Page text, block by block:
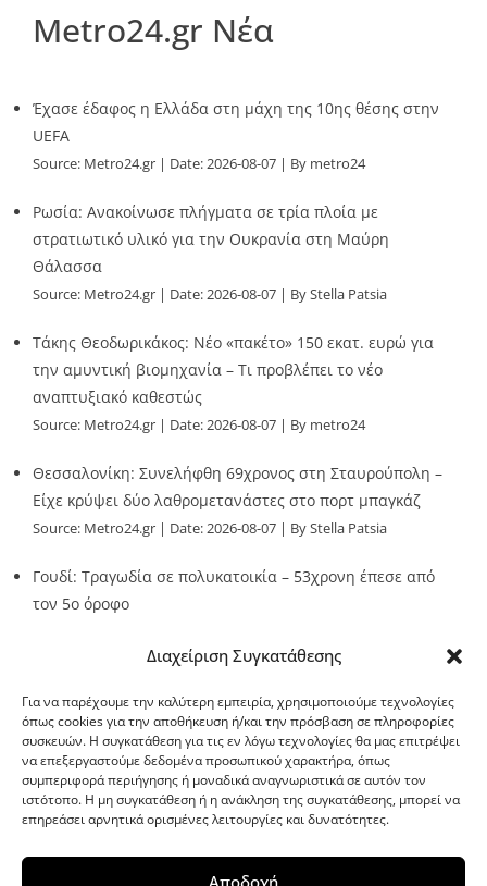
Διαχείριση Συγκατάθεσης
Για να παρέχουμε την καλύτερη εμπειρία, χρησιμοποιούμε τεχνολογίες
όπως cookies για την αποθήκευση ή/και την πρόσβαση σε πληροφορίες
συσκευών. Η συγκατάθεση για τις εν λόγω τεχνολογίες θα μας επιτρέψει
να επεξεργαστούμε δεδομένα προσωπικού χαρακτήρα, όπως
συμπεριφορά περιήγησης ή μοναδικά αναγνωριστικά σε αυτόν τον
ιστότοπο. Η μη συγκατάθεση ή η ανάκληση της συγκατάθεσης, μπορεί να
επηρεάσει αρνητικά ορισμένες λειτουργίες και δυνατότητες.
Αποδοχή
Metro24.gr Νέα
Έχασε έδαφος η Ελλάδα στη μάχη της 10ης θέσης στην
UEFA
Source: Metro24.gr Date: 2026-08-07 By metro24
Ρωσία: Ανακοίνωσε πλήγματα σε τρία πλοία με
στρατιωτικό υλικό για την Ουκρανία στη Μαύρη
Θάλασσα
Source: Metro24.gr Date: 2026-08-07 By Stella Patsia
Τάκης Θεοδωρικάκος: Νέο «πακέτο» 150 εκατ. ευρώ για
την αμυντική βιομηχανία – Τι προβλέπει το νέο
αναπτυξιακό καθεστώς
Source: Metro24.gr Date: 2026-08-07 By metro24
Θεσσαλονίκη: Συνελήφθη 69χρονος στη Σταυρούπολη –
Είχε κρύψει δύο λαθρομετανάστες στο πορτ μπαγκάζ
Source: Metro24.gr Date: 2026-08-07 By Stella Patsia
Γουδί: Τραγωδία σε πολυκατοικία – 53χρονη έπεσε από
τον 5ο όροφο
G-point.gr